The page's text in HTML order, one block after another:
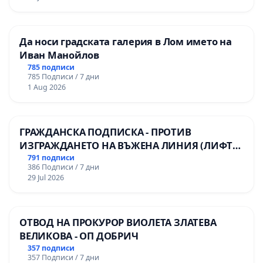
Да носи градската галерия в Лом името на
Иван Манойлов
785 подписи
785 Подписи / 7 дни
1 Aug 2026
ГРАЖДАНСКА ПОДПИСКА - ПРОТИВ
ИЗГРАЖДАНЕТО НА ВЪЖЕНА ЛИНИЯ (ЛИФТ)
НА ТЕРИТОРИЯТА НА ПРИРОДНА
ЗАБЕЛЕЖИТЕЛНОСТ „ХЪЛМ НА
ОСВОБОДИТЕЛИТЕ“ (БУНАРДЖИК)
791 подписи
386 Подписи / 7 дни
29 Jul 2026
ОТВОД НА ПРОКУРОР ВИОЛЕТА ЗЛАТЕВА
ВЕЛИКОВА - ОП ДОБРИЧ
357 подписи
357 Подписи / 7 дни